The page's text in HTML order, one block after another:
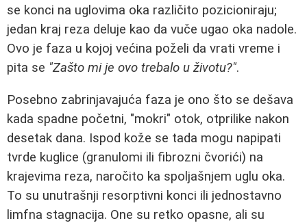
se konci na uglovima oka različito pozicioniraju;
jedan kraj reza deluje kao da vuče ugao oka nadole.
Ovo je faza u kojoj većina poželi da vrati vreme i
pita se "Zašto mi je ovo trebalo u životu?".
Posebno zabrinjavajuća faza je ono što se dešava
kada spadne početni, "mokri" otok, otprilike nakon
desetak dana. Ispod kože se tada mogu napipati
tvrde kuglice (granulomi ili fibrozni čvorići) na
krajevima reza, naročito ka spoljašnjem uglu oka.
To su unutrašnji resorptivni konci ili jednostavno
limfna stagnacija. One su retko opasne, ali su